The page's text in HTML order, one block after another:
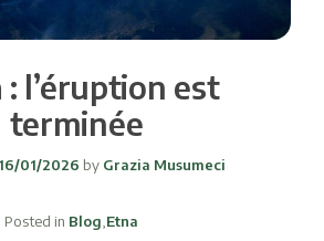
: l’éruption est
terminée
16/01/2026 byGrazia Musumeci
Posted in Blog Etna